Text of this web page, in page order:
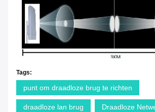
Tags:
punt om draadloze brug te richten
draadloze lan brug Draadloze